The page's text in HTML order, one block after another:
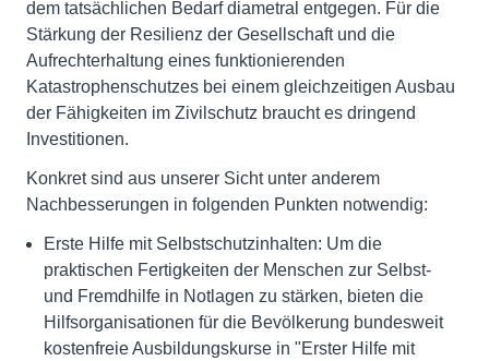
dem tatsächlichen Bedarf diametral entgegen. Für die
Stärkung der Resilienz der Gesellschaft und die
Aufrechterhaltung eines funktionierenden
Katastrophenschutzes bei einem gleichzeitigen Ausbau
der Fähigkeiten im Zivilschutz braucht es dringend
Investitionen.
Konkret sind aus unserer Sicht unter anderem
Nachbesserungen in folgenden Punkten notwendig:
Erste Hilfe mit Selbstschutzinhalten: Um die
praktischen Fertigkeiten der Menschen zur Selbst-
und Fremdhilfe in Notlagen zu stärken, bieten die
Hilfsorganisationen für die Bevölkerung bundesweit
kostenfreie Ausbildungskurse in "Erster Hilfe mit